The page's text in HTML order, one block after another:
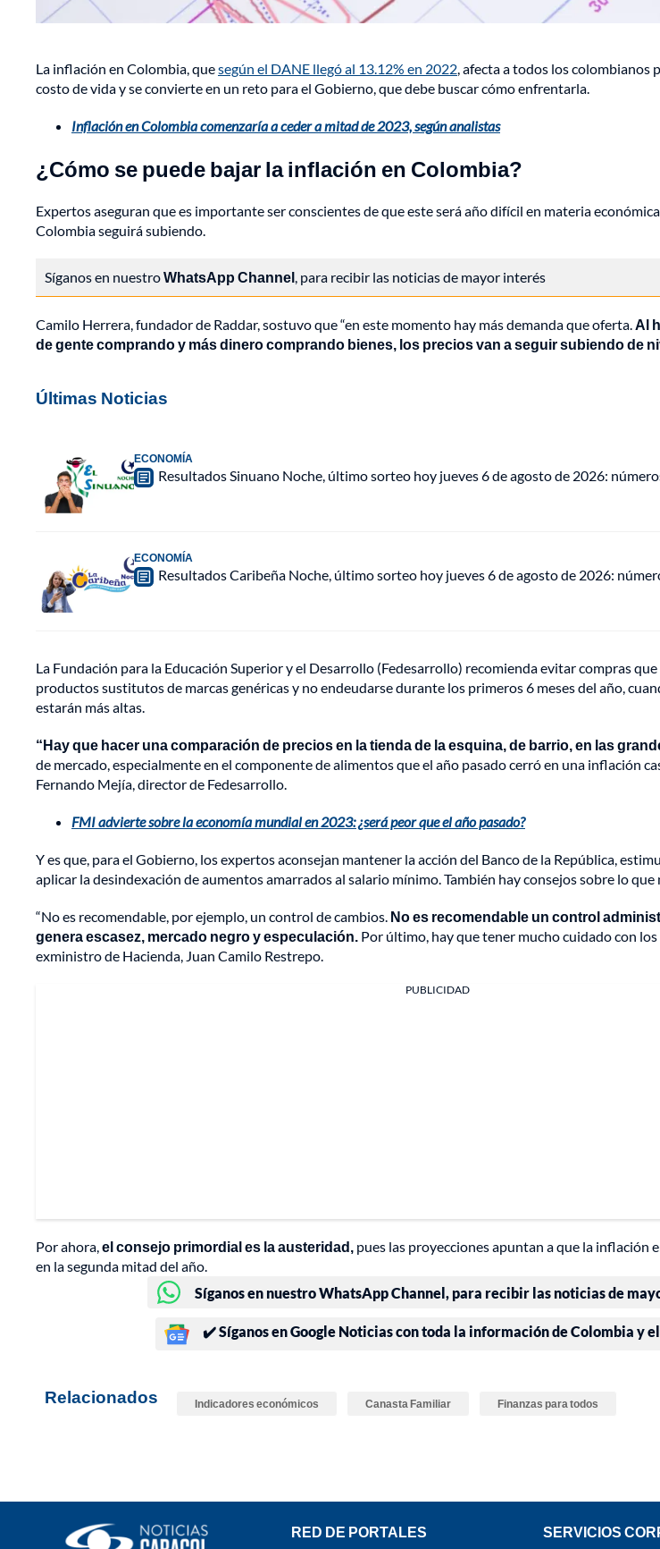
La inflación en Colombia, quesegún el DANE llegó al 13.12% en 2022, afecta a todos los colombianos
costo de vida y se convierte en un reto para el Gobierno, que debe buscar cómo enfrentarla.
Inflación en Colombia comenzaría a ceder a mitad de 2023, según analistas
¿Cómo se puede bajar la inflación en Colombia?
Expertos aseguran que es importante ser conscientes de que este será año difícil en materia
Colombia seguirá subiendo.
Síganos en nuestroWhatsApp Channel, para recibir las noticias de mayor interés
Camilo Herrera, fundador de Raddar, sostuvo que “en este momento hay más demanda que oferta.Al
de gente comprando y más dinero comprando bienes, los precios van a seguir subiendo de
Últimas Noticias
ECONOMÍA
Resultados Sinuano Noche, último sorteo hoy jueves 6 de agosto de 2026:
ECONOMÍA
Resultados Caribeña Noche, último sorteo hoy jueves 6 de agosto de 2026:
La Fundación para la Educación Superior y el Desarrollo (Fedesarrollo) recomienda evitar compras que
productos sustitutos de marcas genéricas y no endeudarse durante los primeros 6 meses del año,
estarán más altas.
“Hay que hacer una comparación de precios en la tienda de la esquina, de barrio, en las
de mercado, especialmente en el componente de alimentos que el año pasado cerró en una inflación
Fernando Mejía, director de Fedesarrollo.
FMI advierte sobre la economía mundial en 2023: ¿será peor que el año pasado?
Y es que, para el Gobierno, los expertos aconsejan mantener la acción del Banco de la República,
aplicar la desindexación de aumentos amarrados al salario mínimo. También hay consejos sobre lo que
“No es recomendable, por ejemplo, un control de cambios. No es recomendable un control
genera escasez, mercado negro y especulación. Por último, hay que tener mucho cuidado con los
exministro de Hacienda, Juan Camilo Restrepo.
PUBLICIDAD
Por ahora,el consejo primordial es la austeridad, pues las proyecciones apuntan a que la inflación
en la segunda mitad del año.
Síganos en nuestro WhatsApp Channel, para recibir las noticias de
✔️ Síganos en Google Noticias con toda la información de Colombia y
Relacionados Indicadores económicos Canasta Familiar Finanzas para todos
RED DE PORTALES SERVICIOS